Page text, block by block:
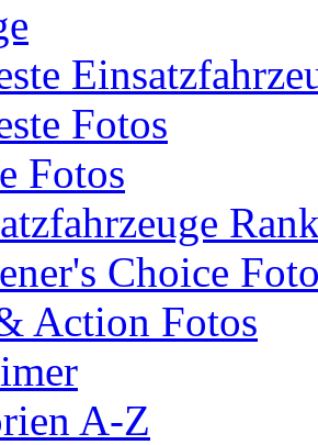
Fotos
Fotos
Choice
Action Fotos
A-Z